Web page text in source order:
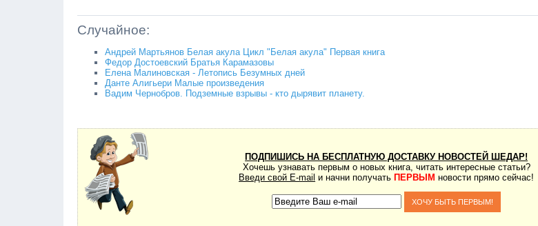
Случайное:
Андрей Мартьянов Белая акула Цикл "Белая акула" Первая книга
Федор Достоевский Братья Карамазовы
Елена Малиновская - Летопись Безумных дней
Данте Алигьери Малые произведения
Вадим Чернобров. Подземные взрывы - кто дырявит планету.
ПОДПИШИСЬ НА БЕСПЛАТНУЮ ДОСТАВКУ НОВОСТЕЙ ШЕДАР!
Хочешь узнавать первым о новых книга, читать интересные статьи?
Введи свой E-mail и начни получать ПЕРВЫМ новости прямо сейчас!